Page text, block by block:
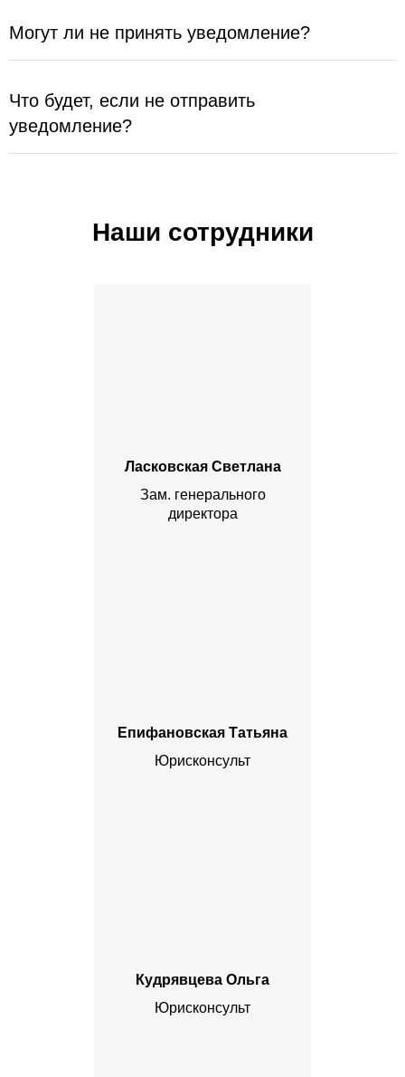
Могут ли не принять уведомление?
Что будет, если не отправить
уведомление?
Наши сотрудники
Ласковская Светлана
Зам. генерального
директора
Епифановская Татьяна
Юрисконсульт
Кудрявцева Ольга
Юрисконсульт